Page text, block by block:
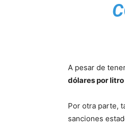
A pesar de
dólares por litro
Por otra parte,
sanciones